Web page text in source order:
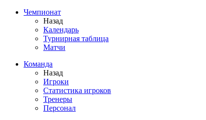
Чемпионат
Назад
Календарь
Турнирная таблица
Матчи
Команда
Назад
Игроки
Статистика игроков
Тренеры
Персонал